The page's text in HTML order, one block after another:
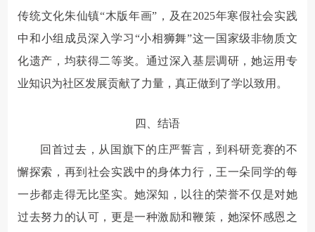
传统文化朱仙镇“木版年画”，及在2025年寒假社会实践
中和小组成员深入学习“小相狮舞”这一国家级非物质文
化遗产，均获得二等奖。通过深入基层调研，她运用专
业知识为社区发展贡献了力量，真正做到了学以致用。
四、结语
回首过去，从国旗下的庄严誓言，到科研竞赛的不
懈探索，再到社会实践中的身体力行，王一朵同学的每
一步都走得无比坚实。她深知，以往的荣誉不仅是对她
过去努力的认可，更是一种激励和鞭策，她深怀感恩之